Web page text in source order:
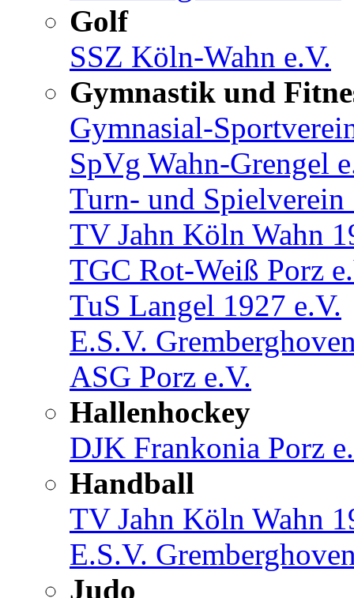
Golf
SSZ Köln-Wahn e.V.
Gymnastik und
Gymnasial-
SpVg Wahn-Grengel
Turn- und Spielverein
TV Jahn Köln Wahn
TGC Rot-Weiß Porz
TuS Langel 1927 e.V.
E.S.V.
ASG Porz e.V.
Hallenhockey
DJK Frankonia Porz
Handball
TV Jahn Köln Wahn
E.S.V.
Judo